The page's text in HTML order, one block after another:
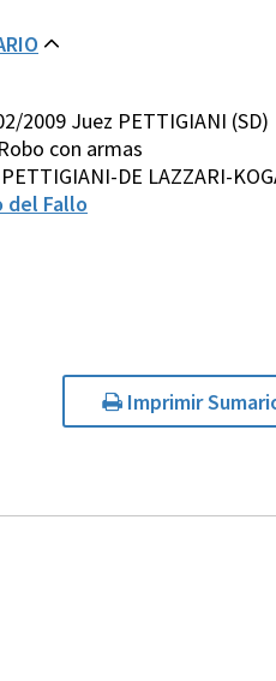
2009 Juez PETTIGIANI (SD)
con armas
DE LAZZARI-
del Fallo
Imprimir